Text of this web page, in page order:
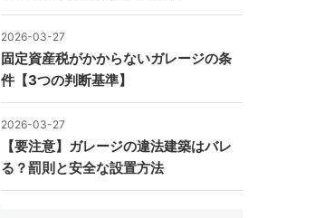
固定資産税がかからないガレージの条
件【3つの判断基準】
2026-03-27
【要注意】ガレージの違法建築はバレ
る？罰則と安全な設置方法
2026-03-27